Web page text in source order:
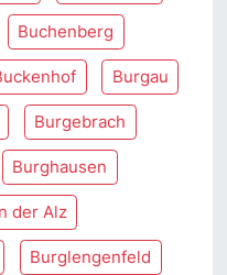
Buchenberg
Burgau
Burgebrach
Burghausen
der Alz
Burglengenfeld